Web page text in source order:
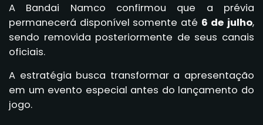
A Bandai Namco confirmou que a prévia
permanecerá disponível somente até 6 de julho,
sendo removida posteriormente de seus canais
oficiais.
A estratégia busca transformar a apresentação
em um evento especial antes do lançamento do
jogo.